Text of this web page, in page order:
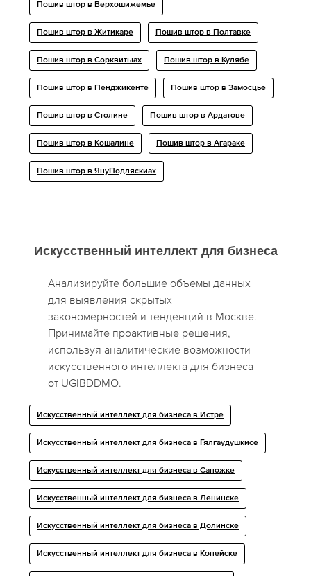
Пошив штор в Верхошижемье
Пошив штор в Житикаре Пошив штор в Полтавке
Пошив штор в Сорквитыах Пошив штор в Кулябе
Пошив штор в Пенджикенте Пошив штор в Замосцье
Пошив штор в Столине Пошив штор в Ардатове
Пошив штор в Кошалине Пошив штор в Агараке
Пошив штор в ЯнуПодляскиах
Искусственный интеллект для бизнеса
Анализируйте большие объемы данных
для выявления скрытых
закономерностей и тенденций в Москве.
Принимайте проактивные решения,
используя аналитические возможности
искусственного интеллекта для бизнеса
от UGIBDDMO.
Искусственный интеллект для бизнеса в Истре
Искусственный интеллект для бизнеса в Гялгаудушкисе
Искусственный интеллект для бизнеса в Сапожке
Искусственный интеллект для бизнеса в Ленинске
Искусственный интеллект для бизнеса в Долинске
Искусственный интеллект для бизнеса в Копейске